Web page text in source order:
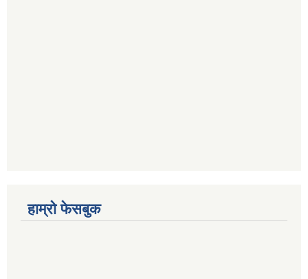
हाम्रो फेसबुक